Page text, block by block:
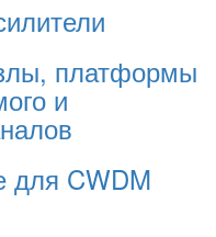
платформы
и
для CWDM